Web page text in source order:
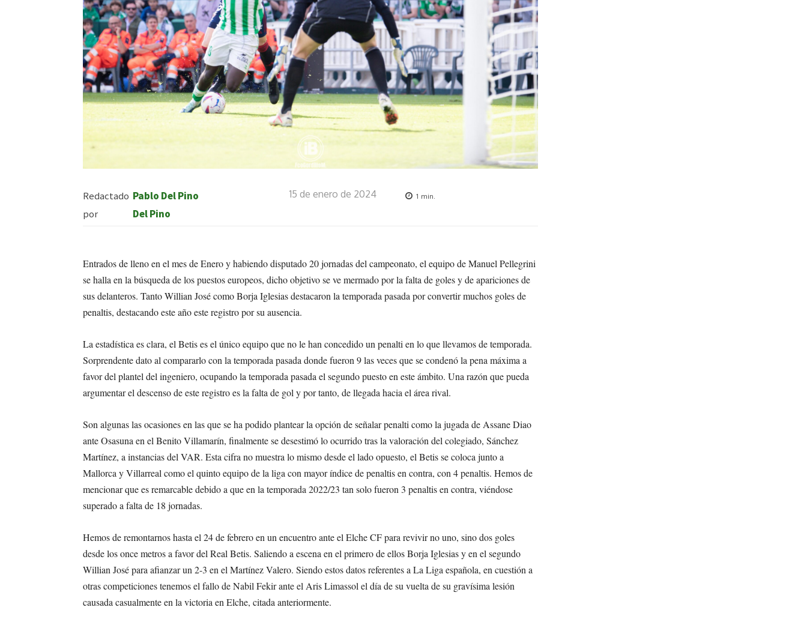
Redactado
por
Pablo Del Pino
Del Pino
15 de enero de 2024 1 min.
Entrados de lleno en el mes de Enero y habiendo disputado 20 jornadas del campeonato, el equipo de Manuel Pellegrini
se halla en la búsqueda de los puestos europeos, dicho objetivo se ve mermado por la falta de goles y de apariciones de
sus delanteros. Tanto Willian José como Borja Iglesias destacaron la temporada pasada por convertir muchos goles de
penaltis, destacando este año este registro por su ausencia.
La estadística es clara, el Betis es el único equipo que no le han concedido un penalti en lo que llevamos de temporada.
Sorprendente dato al compararlo con la temporada pasada donde fueron 9 las veces que se condenó la pena máxima a
favor del plantel del ingeniero, ocupando la temporada pasada el segundo puesto en este ámbito. Una razón que pueda
argumentar el descenso de este registro es la falta de gol y por tanto, de llegada hacia el área rival.
Son algunas las ocasiones en las que se ha podido plantear la opción de señalar penalti como la jugada de Assane Diao
ante Osasuna en el Benito Villamarín, finalmente se desestimó lo ocurrido tras la valoración del colegiado, Sánchez
Martínez, a instancias del VAR. Esta cifra no muestra lo mismo desde el lado opuesto, el Betis se coloca junto a
Mallorca y Villarreal como el quinto equipo de la liga con mayor índice de penaltis en contra, con 4 penaltis. Hemos de
mencionar que es remarcable debido a que en la temporada 2022/23 tan solo fueron 3 penaltis en contra, viéndose
superado a falta de 18 jornadas.
Hemos de remontarnos hasta el 24 de febrero en un encuentro ante el Elche CF para revivir no uno, sino dos goles
desde los once metros a favor del Real Betis. Saliendo a escena en el primero de ellos Borja Iglesias y en el segundo
Willian José para afianzar un 2-3 en el Martínez Valero. Siendo estos datos referentes a La Liga española, en cuestión a
otras competiciones tenemos el fallo de Nabil Fekir ante el Aris Limassol el día de su vuelta de su gravísima lesión
causada casualmente en la victoria en Elche, citada anteriormente.